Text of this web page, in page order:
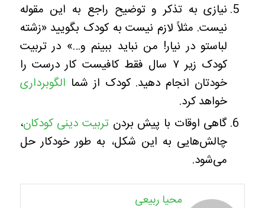
نیازی به تذکر و توضیح راجع به این مقوله
نیست. مثلاً لازم نیست به کودک بگویید «زشته
لباستو در نیار! من نباید ببینم و…» در تربیت
کودک زیر ۷ سال فقط کافیست کار درست را
خودتان انجام دهید. کودک از شما الگوبرداری
خواهد کرد.
گاهی اوقات با پیش بردنتربیت دینی کودکان،
چالش‌هایی به این شکل، به طور خودکار حل
می‌شود.
محیا ربیعی